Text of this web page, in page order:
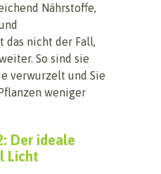
Nährstoffe,
das nicht der Fall,
So sind sie
verwurzelt und Sie
weniger
Der ideale
Licht